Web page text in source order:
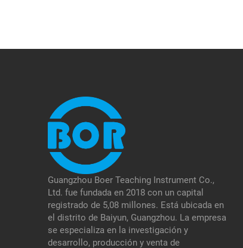
Guangzhou Boer Teaching Instrument Co.,
Ltd. fue fundada en 2018 con un capital
registrado de 5,08 millones. Está ubicada en
el distrito de Baiyun, Guangzhou. La empresa
se especializa en la investigación y
desarrollo, producción y venta de